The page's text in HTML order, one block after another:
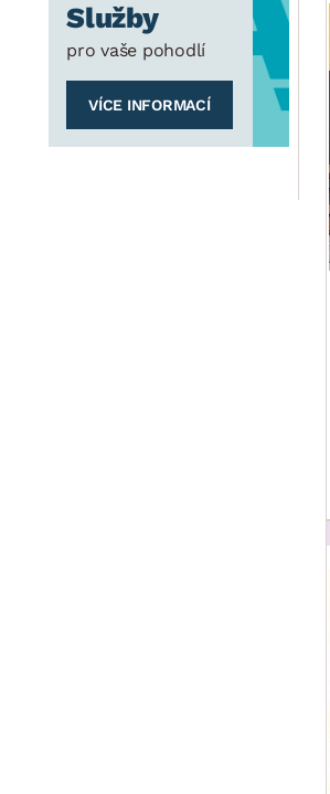
Služby
pro vaše pohodlí
VÍCE INFORMACÍ